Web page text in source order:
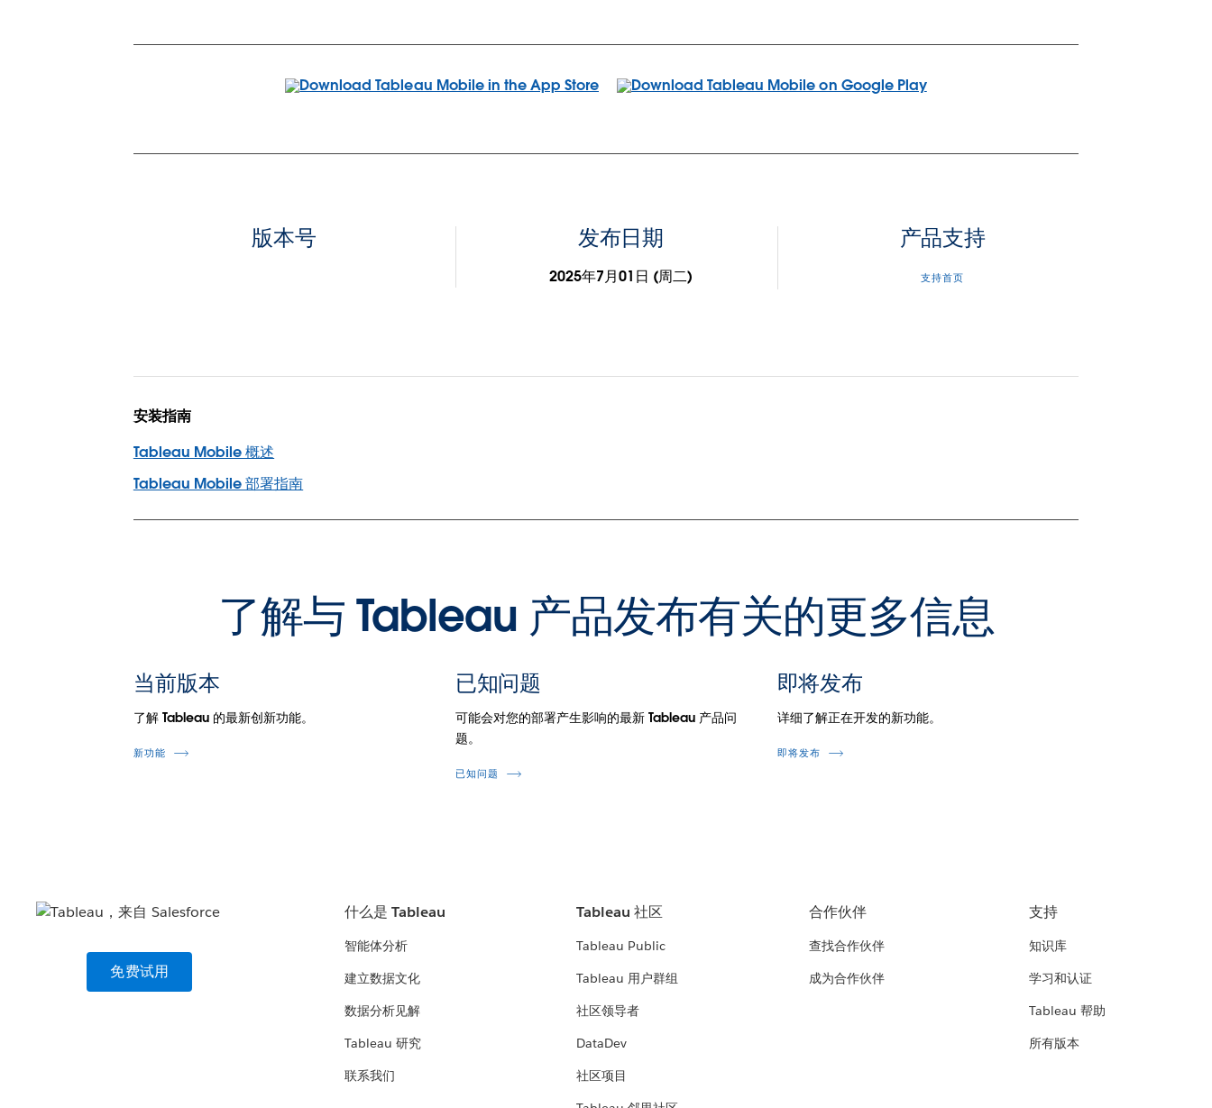
版本号 发布日期
2025年7月01日 (周二)
产品支持
支持首页
安装指南
Tableau Mobile 概述
Tableau Mobile 部署指南
了解与 Tableau 产品发布有关的更多信息
当前版本
了解 Tableau 的最新创新功能。
新功能
已知问题
可能会对您的部署产生影响的最新 Tableau 产品问
题。
已知问题
即将发布
详细了解正在开发的新功能。
即将发布
免费试用
什么是 Tableau
智能体分析
建立数据文化
数据分析见解
Tableau 研究
联系我们
Tableau 社区
Tableau Public
Tableau 用户群组
社区领导者
DataDev
社区项目
合作伙伴
查找合作伙伴
成为合作伙伴
支持
知识库
学习和认证
Tableau 帮助
所有版本